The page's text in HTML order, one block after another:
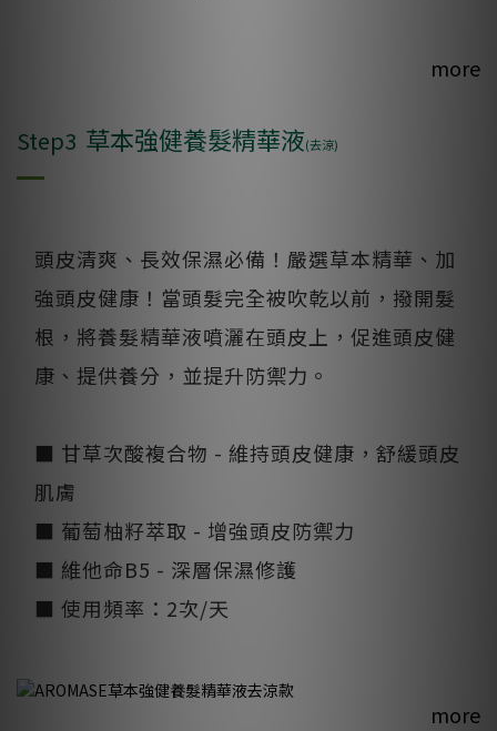
more
Step3 草本強健養髮精華液(去涼)
頭皮清爽、長效保濕必備！嚴選草本精華、加
強頭皮健康！當頭髮完全被吹乾以前，撥開髮
根，將養髮精華液噴灑在頭皮上，促進頭皮健
康、提供養分，並提升防禦力。
■ 甘草次酸複合物 - 維持頭皮健康，舒緩頭皮
肌膚
■ 葡萄柚籽萃取 - 增強頭皮防禦力
■ 維他命B5 - 深層保濕修護
​■ 使用頻率：2次/天
more